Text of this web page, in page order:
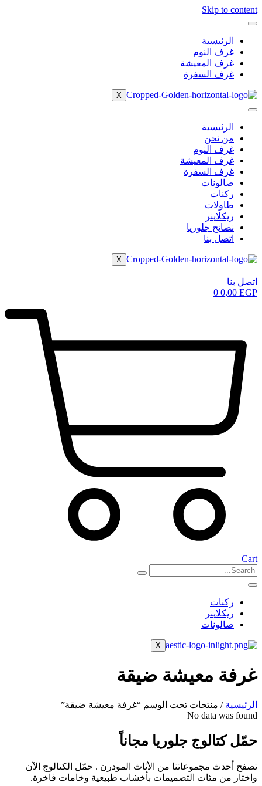
Skip to content
الرئيسية
غرف النوم
غرف المعيشة
غرف السفرة
X
الرئيسية
من نحن
غرف النوم
غرف المعيشة
غرف السفرة
صالونات
ركنات
طاولات
ريكلاينر
نصائح جلوريا
اتصل بنا
X
اتصل بنا
0,00 EGP
0
Cart
ركنات
ريكلاينر
صالونات
X
غرفة معيشة ضيقة
الرئيسية / منتجات تحت الوسم “غرفة معيشة ضيقة”
No data was found
حمّل كتالوج جلوريا مجاناً
تصفح أحدث مجموعاتنا من الأثاث المودرن . حمّل الكتالوج الآن
واختار من مئات التصميمات بأخشاب طبيعية وخامات فاخرة.